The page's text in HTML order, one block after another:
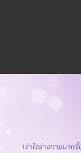
ต้องเข้ารับก
โดยปกติไม่จำเป็
หลังการทำ ควรติด